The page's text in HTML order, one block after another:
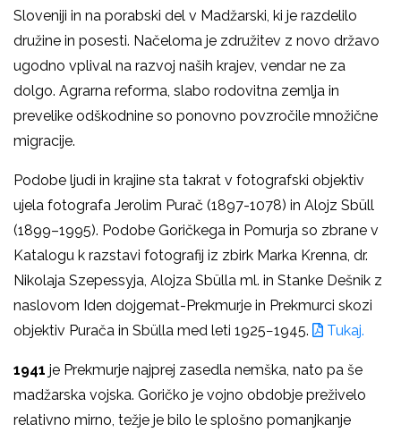
Sloveniji in na porabski del v Madžarski, ki je razdelilo
družine in posesti. Načeloma je združitev z novo državo
ugodno vplival na razvoj naših krajev, vendar ne za
dolgo. Agrarna reforma, slabo rodovitna zemlja in
prevelike odškodnine so ponovno povzročile množične
migracije.
Podobe ljudi in krajine sta takrat v fotografski objektiv
ujela fotografa Jerolim Purač (1897-1078) in Alojz Sbüll
(1899–1995). Podobe Goričkega in Pomurja so zbrane v
Katalogu k razstavi fotografij iz zbirk Marka Krenna, dr.
Nikolaja Szepessyja, Alojza Sbülla ml. in Stanke Dešnik z
naslovom Iden dojgemat-Prekmurje in Prekmurci skozi
objektiv Purača in Sbülla med leti 1925−1945.
Tukaj.
1941 je Prekmurje najprej zasedla nemška, nato pa še
madžarska vojska. Goričko je vojno obdobje preživelo
relativno mirno, težje je bilo le splošno pomanjkanje